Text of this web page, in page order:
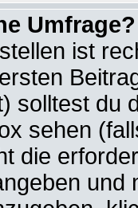
Umfrage?
ist
solltest du
sehen
die
und